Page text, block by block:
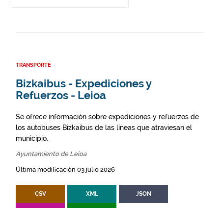
TRANSPORTE
Bizkaibus - Expediciones y
Refuerzos - Leioa
Se ofrece información sobre expediciones y refuerzos de
los autobuses Bizkaibus de las líneas que atraviesan el
municipio.
Ayuntamiento de Leioa
Última modificación 03 julio 2026
CSV XML JSON